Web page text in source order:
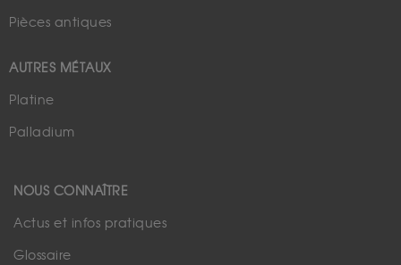
Pièces antiques
AUTRES MÉTAUX
Platine
Palladium
NOUS CONNAÎTRE
Actus et infos pratiques
Glossaire